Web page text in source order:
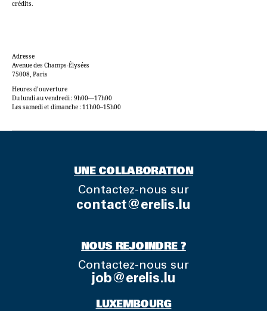
crédits.
Adresse
Avenue des Champs-Élysées
75008, Paris
Heures d’ouverture
Du lundi au vendredi : 9h00—17h00
Les samedi et dimanche : 11h00–15h00
UNE COLLABORATION
Contactez-nous sur
contact@erelis.lu
NOUS REJOINDRE ?
Contactez-nous sur
job@erelis.lu
LUXEMBOURG